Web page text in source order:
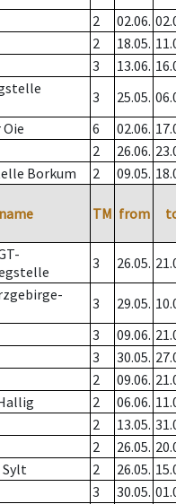
2 02.06.
2 18.05.
3 13.06.
3 25.05.
6 02.06.
2 26.06.
Borkum 2 09.05.
TM from
3 26.05.
3 29.05.
3 09.06.
3 30.05.
2 09.06.
2 06.06.
2 13.05.
2 26.05.
Sylt 2 26.05.
3 30.05.